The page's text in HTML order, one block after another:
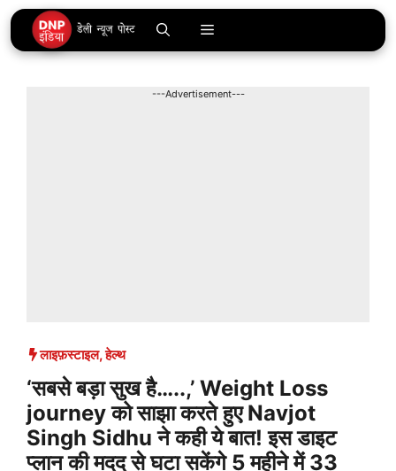
Skip
to
content
Menu
---Advertisement---
लाइफ़स्टाइल,हेल्थ
‘सबसे बड़ा सुख है…..,’ Weight Loss
journey को साझा करते हुए Navjot
Singh Sidhu ने कही ये बात! इस डाइट
प्लान की मदद से घटा सकेंगे 5 महीने में 33